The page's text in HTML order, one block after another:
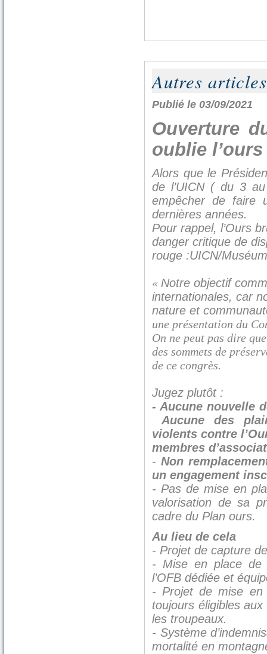
Autres articles
Publié le 03/09/2021
Ouverture
oublie
Alors que le
de l’UICN ( du 3
empêcher de faire
dernières années.
Pour rappel, l’Ours
danger critique de
rouge :UICN/
« Notre objectif
internationales, car
nature et
une présentation du
On ne peut pas dire
des sommets de
de ce congrès.
Jugez plutôt :
- Aucune nouvelle
Aucune des
violents contre
membres
-Non
un engagement
- Pas de mise en
valorisation de sa
cadre du Plan ours.
Au lieu de cela
- Projet de capture
- Mise en place de
l’OFB dédiée et
- Projet de mise en
toujours éligibles
les troupeaux.
- Système
mortalité en